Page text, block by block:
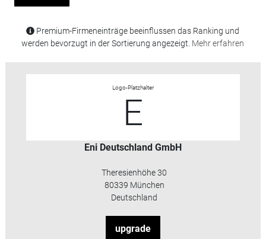
Premium-Firmeneinträge beeinflussen das Ranking und
werden bevorzugt in der Sortierung angezeigt. Mehr erfahren
Logo-Platzhalter
E
Eni Deutschland GmbH
Theresienhöhe 30
80339 München
Deutschland
upgrade